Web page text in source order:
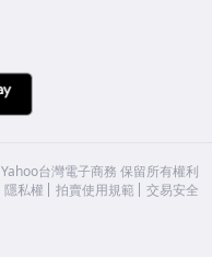
Yahoo台灣電子商務 保留所有權利
隱私權 拍賣使用規範 交易安全